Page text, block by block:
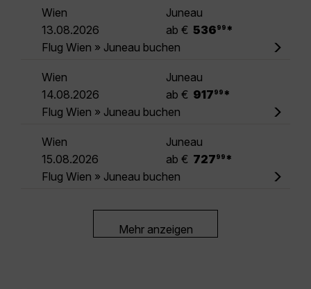
Wien
Juneau
13.08.2026
ab € 536 99 *
Flug Wien » Juneau buchen
Wien
Juneau
14.08.2026
ab € 917 99 *
Flug Wien » Juneau buchen
Wien
Juneau
15.08.2026
ab € 727 99 *
Flug Wien » Juneau buchen
Mehr anzeigen